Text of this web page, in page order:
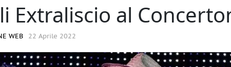
Extraliscio al
WEB 22 Aprile 2022